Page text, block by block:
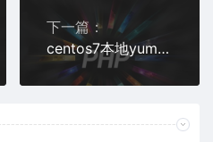
下一篇：
centos7本地yum怎么安装php